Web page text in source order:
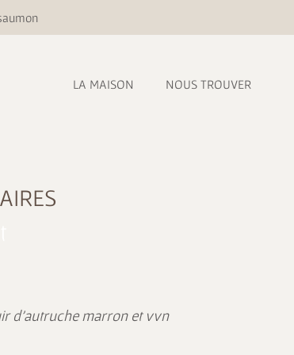
LA MAISON NOUS TROUVER
AIRES
d’autruche marron et vvn